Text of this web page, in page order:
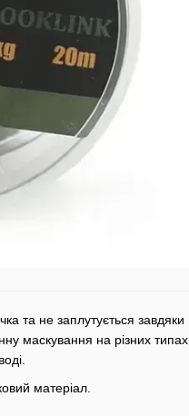
та не заплутується завдяки
маскування на різних типах
матеріал.